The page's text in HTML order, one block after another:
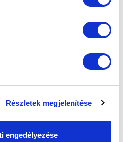
Részletek megjelenítése
engedélyezése